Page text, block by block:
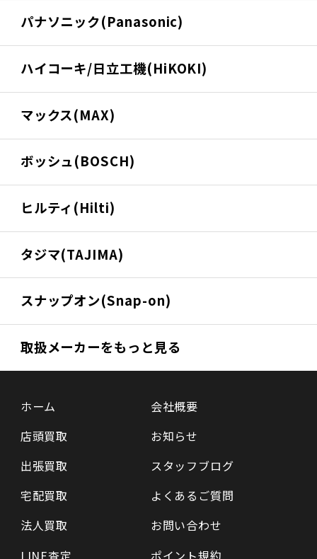
パナソニック(Panasonic)
ハイコーキ/日立工機(HiKOKI)
マックス(MAX)
ボッシュ(BOSCH)
ヒルティ(Hilti)
タジマ(TAJIMA)
スナップオン(Snap-on)
取扱メーカーをもっと見る
ホーム
店頭買取
出張買取
宅配買取
法人買取
LINE査定
会社概要
お知らせ
スタッフブログ
よくあるご質問
お問い合わせ
ポイント規約